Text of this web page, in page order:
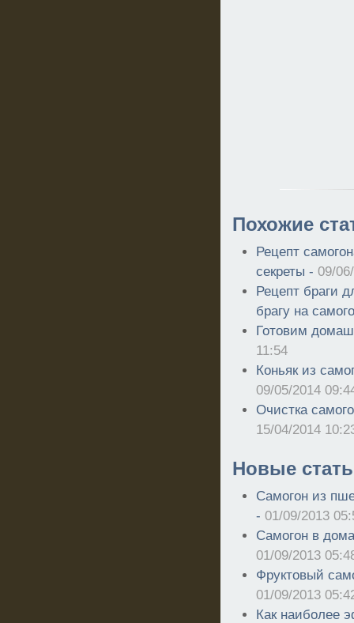
Похожие
Рецепт
секреты -09/
Рецепт браги
брагу на
Готовим
11:54
Коньяк из
09/05/2014
Очистка
15/04/2014
Новые
Самогон из
-01/09/2013
Самогон в
01/09/2013
Фруктовый
01/09/2013
Как наиболее